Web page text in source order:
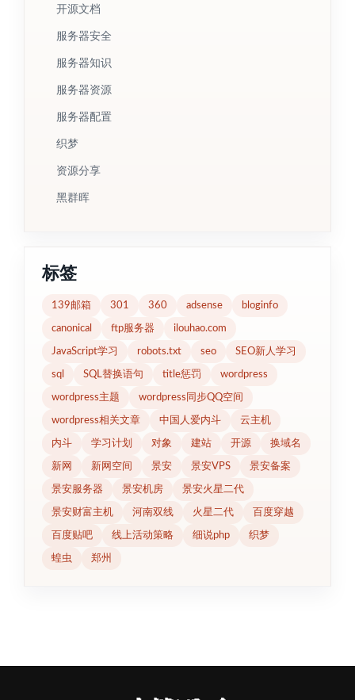
开源文档
服务器安全
服务器知识
服务器资源
服务器配置
织梦
资源分享
黑群晖
标签
139邮箱 301 360 adsense bloginfo
canonical ftp服务器 ilouhao.com
JavaScript学习 robots.txt seo SEO新人学习
sql SQL替换语句 title惩罚 wordpress
wordpress主题 wordpress同步QQ空间
wordpress相关文章 中国人爱内斗 云主机
内斗 学习计划 对象 建站 开源 换域名
新网 新网空间 景安 景安VPS 景安备案
景安服务器 景安机房 景安火星二代
景安财富主机 河南双线 火星二代 百度穿越
百度贴吧 线上活动策略 细说php 织梦
蝗虫 郑州